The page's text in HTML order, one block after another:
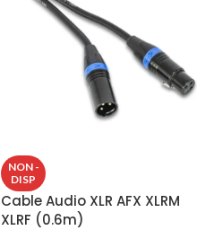
NON -
DISP
Cable Audio XLR AFX XLRM
XLRF (0.6m)